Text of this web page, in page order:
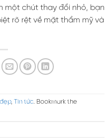
một chút thay đổi nhỏ, bạn
rõ rệt về mặt thẩm mỹ và
, Tin tức. Bookmark the